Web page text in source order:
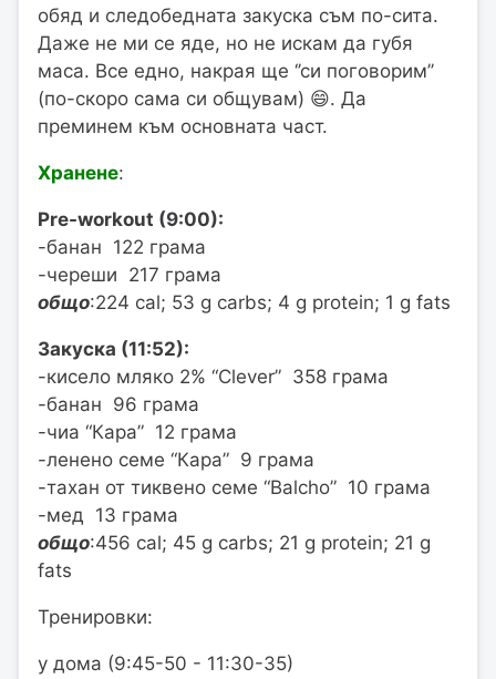
обяд и следобедната закуска съм по-сита.
Даже не ми се яде, но не искам да губя
маса. Все едно, накрая ще ‘’си поговорим’’
(по-скоро сама си общувам) 😄. Да
преминем към основната част.
Хранене:
Pre-workout (9:00):
-банан 122 грама
-череши 217 грама
общо:224 cal; 53 g carbs; 4 g protein; 1 g fats
Закуска (11:52):
-кисело мляко 2% “Clever” 358 грама
-банан 96 грама
-чиа “Кара” 12 грама
-ленено семе “Кара” 9 грама
-тахан от тиквено семе “Balcho” 10 грама
-мед 13 грама
общо:456 cal; 45 g carbs; 21 g protein; 21 g
fats
Тренировки:
у дома (9:45-50 - 11:30-35)